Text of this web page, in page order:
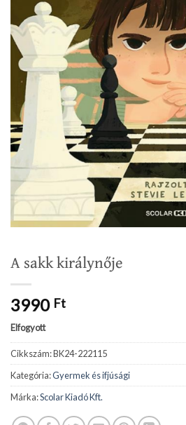
A sakk királynője
3990 Ft
Elfogyott
Cikkszám:BK24-222115
Kategória:Gyermek és ifjúsági
Márka:Scolar Kiadó Kft.